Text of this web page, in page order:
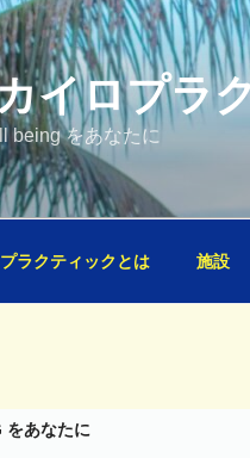
イロプラ
being をあなたに
ラクティックとは 施設
をあなたに